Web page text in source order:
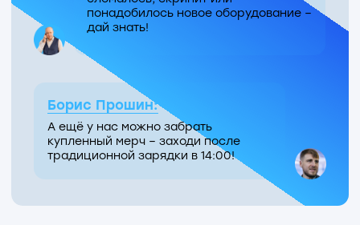
Мы рассказываем о передовых
разработках столичных врачей
и учёных и показываем, сколько
всего классного происходит
в Медтехе.
этой истории!
Дмитрий Давыдов:
Поможем тебе красиво оформить
презентацию вфирменном стиле…
Анастасия Корнеева: